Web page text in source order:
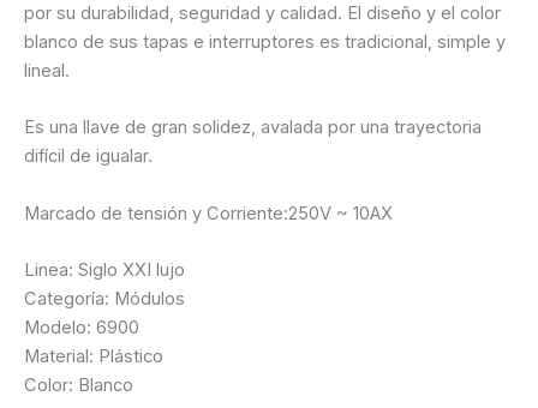
por su durabilidad, seguridad y calidad. El diseño y el color
blanco de sus tapas e interruptores es tradicional, simple y
lineal.
Es una llave de gran solidez, avalada por una trayectoria
difícil de igualar.
Marcado de tensión y Corriente:250V ~ 10AX
Linea: Siglo XXI lujo
Categoría: Módulos
Modelo: 6900
Material: Plástico
Color: Blanco